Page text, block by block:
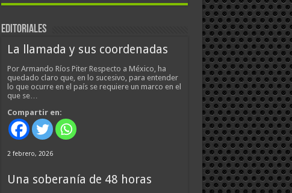
EDITORIALES
La llamada y sus coordenadas
Por Armando Ríos Piter Respecto a México, ha
quedado claro que, en lo sucesivo, para entender
lo que ocurre en el país se requiere un marco en el
que se…
Compartir en:
2 febrero, 2026
Una soberanía de 48 horas